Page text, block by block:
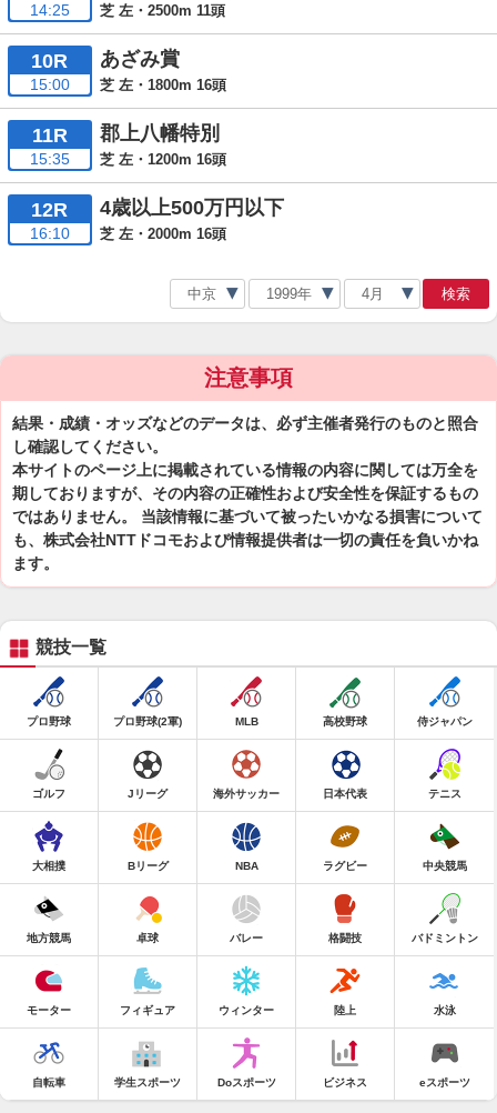
14:25 芝 左・2500m 11頭
10R
15:00
あざみ賞
芝 左・1800m 16頭
11R
15:35
郡上八幡特別
芝 左・1200m 16頭
12R
16:10
4歳以上500万円以下
芝 左・2000m 16頭
検索
注意事項
結果・成績・オッズなどのデータは、必ず主催者発行のものと照合
し確認してください。
本サイトのページ上に掲載されている情報の内容に関しては万全を
期しておりますが、その内容の正確性および安全性を保証するもの
ではありません。 当該情報に基づいて被ったいかなる損害について
も、株式会社NTTドコモおよび情報提供者は一切の責任を負いかね
ます。
競技一覧
プロ野球 プロ野球(2軍) MLB 高校野球 侍ジャパン
ゴルフ Jリーグ 海外サッカー 日本代表 テニス
大相撲 Bリーグ NBA ラグビー 中央競馬
地方競馬 卓球 バレー 格闘技 バドミントン
モーター フィギュア ウィンター 陸上 水泳
自転車 学生スポーツ Doスポーツ ビジネス eスポーツ